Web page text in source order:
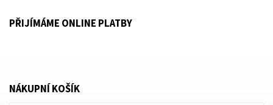
PŘIJÍMÁME ONLINE PLATBY
NÁKUPNÍ KOŠÍK